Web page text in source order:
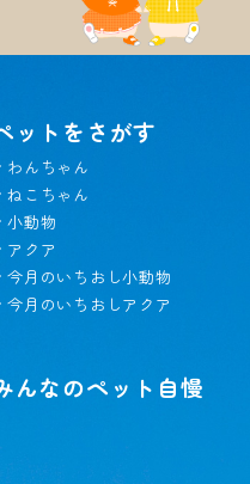
ットをさがす
わんちゃん
ねこちゃん
小動物
アクア
今月のいちおし小動物
今月のいちおしアクア
んなのペット自慢